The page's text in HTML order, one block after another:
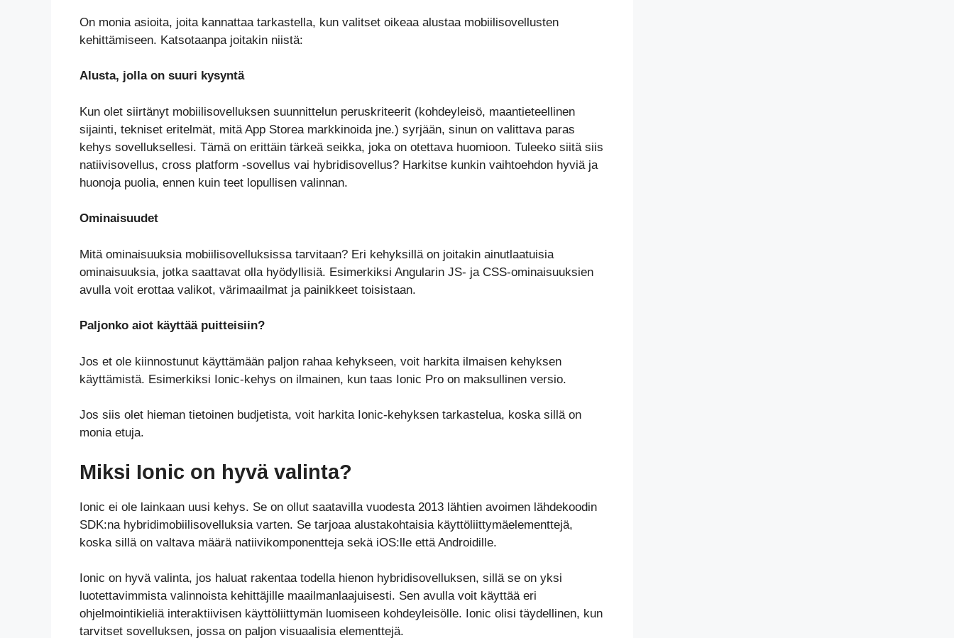
On monia asioita, joita kannattaa tarkastella, kun valitset oikeaa alustaa mobiilisovellusten
kehittämiseen. Katsotaanpa joitakin niistä:
Alusta, jolla on suuri kysyntä
Kun olet siirtänyt mobiilisovelluksen suunnittelun peruskriteerit (kohdeyleisö, maantieteellinen
sijainti, tekniset eritelmät, mitä App Storea markkinoida jne.) syrjään, sinun on valittava paras
kehys sovelluksellesi. Tämä on erittäin tärkeä seikka, joka on otettava huomioon. Tuleeko siitä siis
natiivisovellus, cross platform -sovellus vai hybridisovellus? Harkitse kunkin vaihtoehdon hyviä ja
huonoja puolia, ennen kuin teet lopullisen valinnan.
Ominaisuudet
Mitä ominaisuuksia mobiilisovelluksissa tarvitaan? Eri kehyksillä on joitakin ainutlaatuisia
ominaisuuksia, jotka saattavat olla hyödyllisiä. Esimerkiksi Angularin JS- ja CSS-ominaisuuksien
avulla voit erottaa valikot, värimaailmat ja painikkeet toisistaan.
Paljonko aiot käyttää puitteisiin?
Jos et ole kiinnostunut käyttämään paljon rahaa kehykseen, voit harkita ilmaisen kehyksen
käyttämistä. Esimerkiksi Ionic-kehys on ilmainen, kun taas Ionic Pro on maksullinen versio.
Jos siis olet hieman tietoinen budjetista, voit harkita Ionic-kehyksen tarkastelua, koska sillä on
monia etuja.
Miksi Ionic on hyvä valinta?
Ionic ei ole lainkaan uusi kehys. Se on ollut saatavilla vuodesta 2013 lähtien avoimen lähdekoodin
SDK:na hybridimobiilisovelluksia varten. Se tarjoaa alustakohtaisia käyttöliittymäelementtejä,
koska sillä on valtava määrä natiivikomponentteja sekä iOS:lle että Androidille.
Ionic on hyvä valinta, jos haluat rakentaa todella hienon hybridisovelluksen, sillä se on yksi
luotettavimmista valinnoista kehittäjille maailmanlaajuisesti. Sen avulla voit käyttää eri
ohjelmointikieliä interaktiivisen käyttöliittymän luomiseen kohdeyleisölle. Ionic olisi täydellinen, kun
tarvitset sovelluksen, jossa on paljon visuaalisia elementtejä.